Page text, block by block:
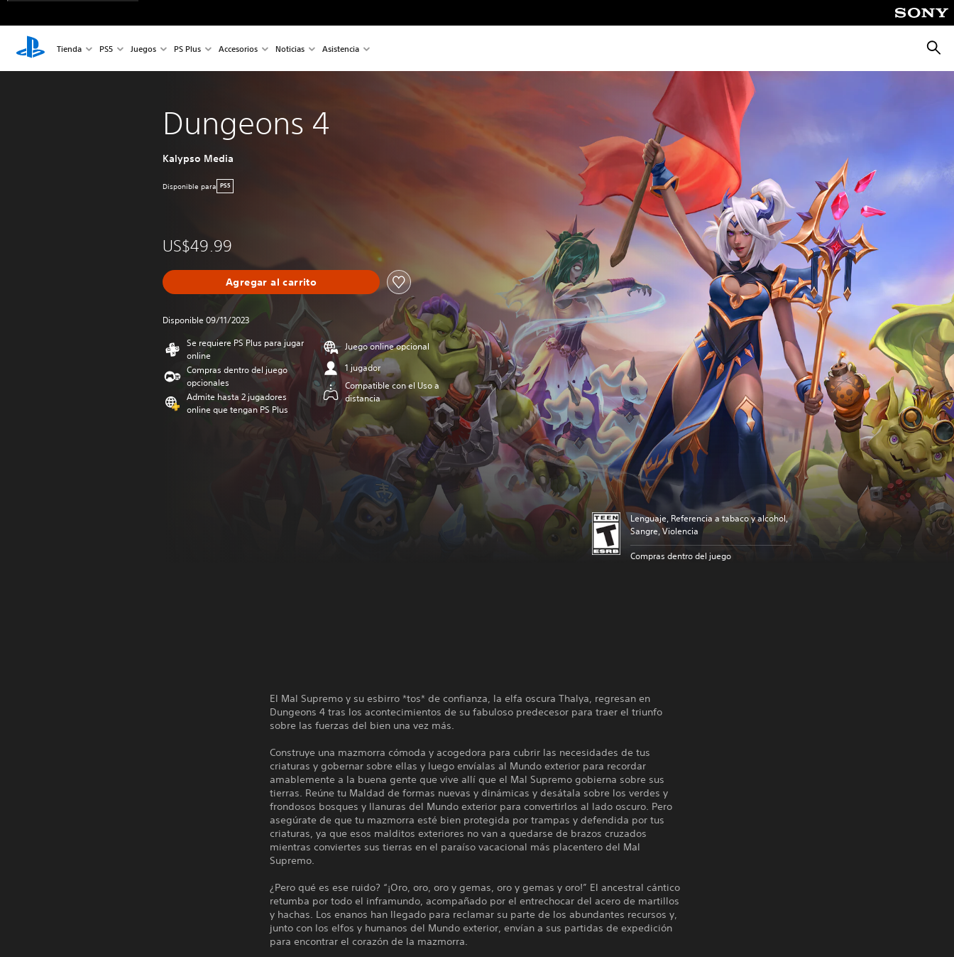
Tienda PS5 Juegos PS Plus Accesorios Noticias Asistencia
Dungeons 4
Kalypso Media
Disponible para PS5
US$49.99
Agregar al carrito
Disponible 09/11/2023
Se requiere PS Plus para jugar
online
Compras dentro del juego
opcionales
Admite hasta 2 jugadores
online que tengan PS Plus
Juego online opcional
1 jugador
Compatible con el Uso a
distancia
Lenguaje, Referencia a tabaco y alcohol,
Sangre, Violencia
Compras dentro del juego
El Mal Supremo y su esbirro *tos* de confianza, la elfa oscura Thalya, regresan en
Dungeons 4 tras los acontecimientos de su fabuloso predecesor para traer el triunfo
sobre las fuerzas del bien una vez más.
Construye una mazmorra cómoda y acogedora para cubrir las necesidades de tus
criaturas y gobernar sobre ellas y luego envíalas al Mundo exterior para recordar
amablemente a la buena gente que vive allí que el Mal Supremo gobierna sobre sus
tierras. Reúne tu Maldad de formas nuevas y dinámicas y desátala sobre los verdes y
frondosos bosques y llanuras del Mundo exterior para convertirlos al lado oscuro. Pero
asegúrate de que tu mazmorra esté bien protegida por trampas y defendida por tus
criaturas, ya que esos malditos exteriores no van a quedarse de brazos cruzados
mientras conviertes sus tierras en el paraíso vacacional más placentero del Mal
Supremo.
¿Pero qué es ese ruido? “¡Oro, oro, oro y gemas, oro y gemas y oro!” El ancestral cántico
retumba por todo el inframundo, acompañado por el entrechocar del acero de martillos
y hachas. Los enanos han llegado para reclamar su parte de los abundantes recursos y,
junto con los elfos y humanos del Mundo exterior, envían a sus partidas de expedición
para encontrar el corazón de la mazmorra.